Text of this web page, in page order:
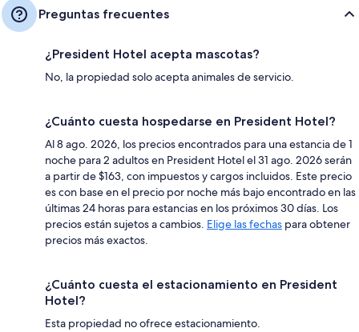
Preguntas frecuentes
¿President Hotel acepta mascotas?
No, la propiedad solo acepta animales de servicio.
¿Cuánto cuesta hospedarse en President Hotel?
Al 8 ago. 2026, los precios encontrados para una estancia de 1
noche para 2 adultos en President Hotel el 31 ago. 2026 serán
a partir de $163, con impuestos y cargos incluidos. Este precio
es con base en el precio por noche más bajo encontrado en las
últimas 24 horas para estancias en los próximos 30 días. Los
precios están sujetos a cambios. Elige las fechas para obtener
precios más exactos.
¿Cuánto cuesta el estacionamiento en President
Hotel?
Esta propiedad no ofrece estacionamiento.